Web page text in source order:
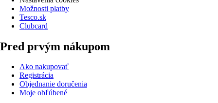
Možnosti platby
Tesco.sk
Clubcard
Pred prvým nákupom
Ako nakupovať
Registrácia
Objednanie doručenia
Moje obľúbené